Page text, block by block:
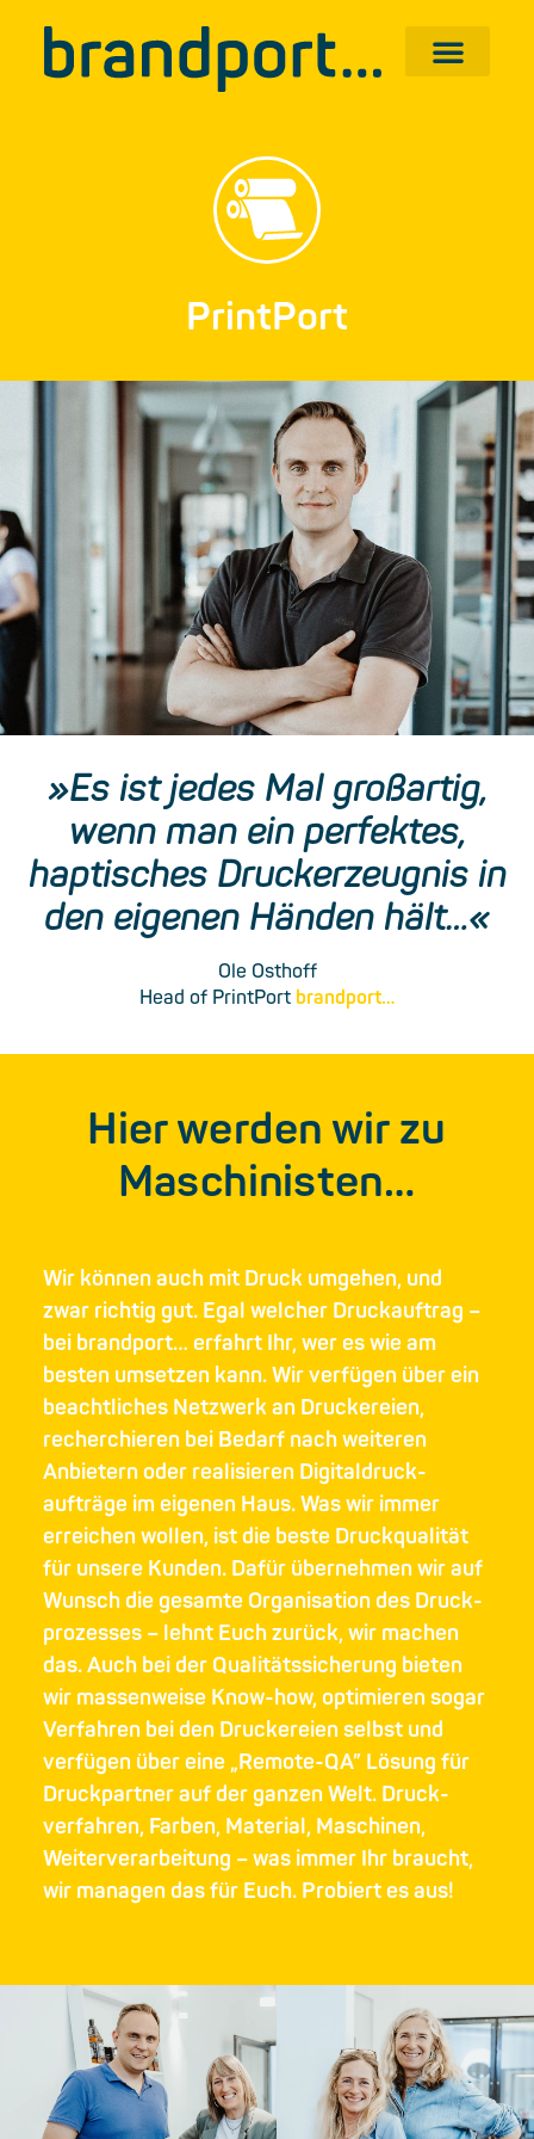
PrintPort
»Es ist jedes Mal großartig,
wenn man ein perfektes,
haptisches Druck­erzeugnis in
den eigenen Händen hält…«
Ole Osthoff
Head of PrintPort brandport…
Hier werden wir zu
Maschinisten…
Wir können auch mit Druck umgehen, und
zwar richtig gut. Egal welcher Druck­auftrag –
bei brandport… erfahrt Ihr, wer es wie am
besten umsetzen kann. Wir verfügen über ein
beacht­liches Netzwerk an Druckereien,
recherchieren bei Bedarf nach weiteren
Anbietern oder realisieren Digital­druck­
aufträge im eigenen Haus. Was wir immer
erreichen wollen, ist die beste Druck­qualität
für unsere Kunden. Dafür übernehmen wir auf
Wunsch die gesamte Organisation des Druck­
prozesses – lehnt Euch zurück, wir machen
das. Auch bei der Qualitäts­sicherung bieten
wir massenweise Know-how, optimieren sogar
Verfahren bei den Druckereien selbst und
verfügen über eine „Remote-QA” Lösung für
Druck­partner auf der ganzen Welt. Druck­
verfahren, Farben, Material, Maschinen,
Weiter­verarbeitung – was immer Ihr braucht,
wir managen das für Euch. Probiert es aus!